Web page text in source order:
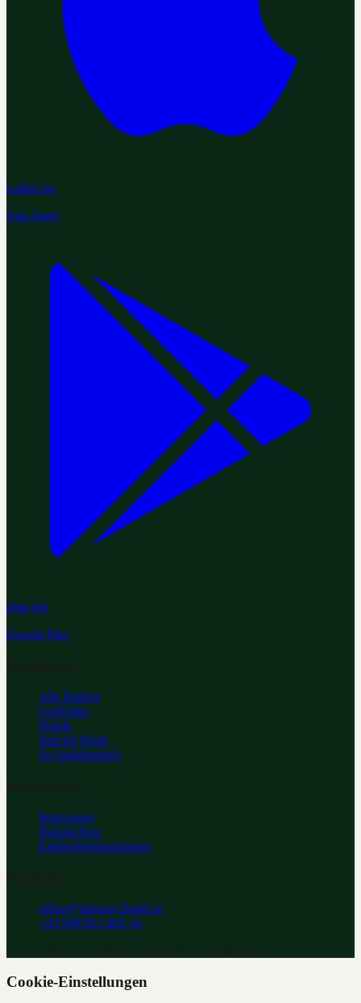
Laden im
App Store
Jetzt bei
Google Play
Alle Partner
Golfclubs
Hotels
Special Deals
So funktioniert's
Impressum
Datenschutz
Einlösebestimmungen
office@fairway2hotel.at
+43 699 811 802 16
Cookie-Einstellungen